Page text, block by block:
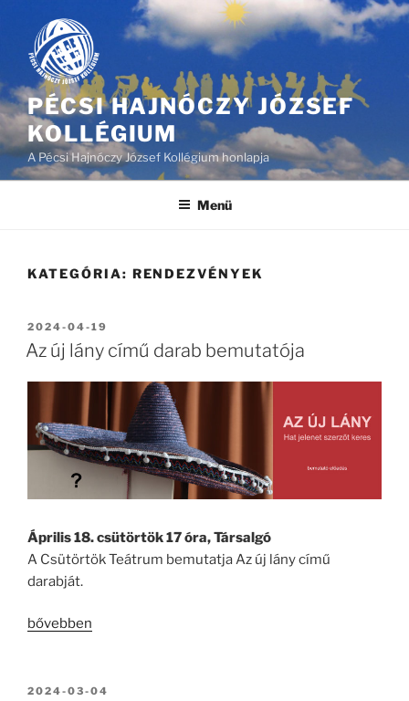
PÉCSI HAJNÓCZY JÓZSEF
KOLLÉGIUM
A Pécsi Hajnóczy József Kollégium honlapja
Menü
KATEGÓRIA: RENDEZVÉNYEK
BEKÜLDVE:
2024-04-19
Az új lány című darab bemutatója
Április 18. csütörtök 17 óra, Társalgó
A Csütörtök Teátrum bemutatja Az új lány című
darabját.
„Az
című
bővebben
BEKÜLDVE:
2024-03-04